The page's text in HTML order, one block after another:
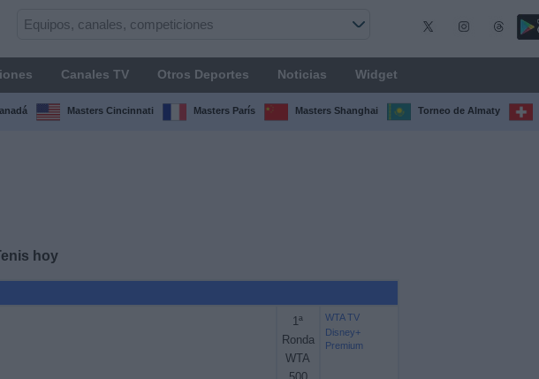
Canales TV Otros Deportes Noticias Widget
Masters Cincinnati Masters París Masters Shanghai Torneo de Almaty
hoy
1ª
Ronda
WTA
WTA TV
Disney+
Premium